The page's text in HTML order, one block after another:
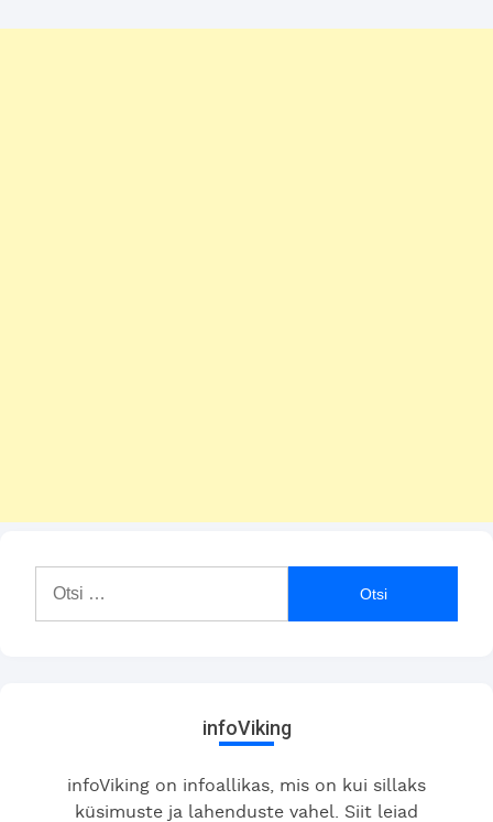
infoViking
infoViking on infoallikas, mis on kui sillaks
küsimuste ja lahenduste vahel. Siit leiad